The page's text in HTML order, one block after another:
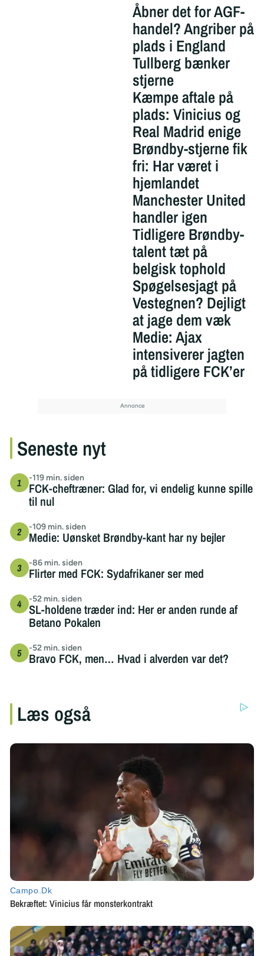
Åbner det for AGF-
handel? Angriber på
plads i England
Tullberg bænker
stjerne
Kæmpe aftale på
plads: Vinicius og
Real Madrid enige
Brøndby-stjerne fik
fri: Har været i
hjemlandet
Manchester United
handler igen
Tidligere Brøndby-
talent tæt på
belgisk tophold
Spøgelsesjagt på
Vestegnen? Dejligt
at jage dem væk
Medie: Ajax
intensiverer jagten
på tidligere FCK’er
Seneste nyt
-119 min. siden
FCK-cheftræner: Glad for, vi endelig kunne spille
til nul
-109 min. siden
Medie: Uønsket Brøndby-kant har ny bejler
-86 min. siden
Flirter med FCK: Sydafrikaner ser med
-52 min. siden
SL-holdene træder ind: Her er anden runde af
Betano Pokalen
-52 min. siden
Bravo FCK, men… Hvad i alverden var det?